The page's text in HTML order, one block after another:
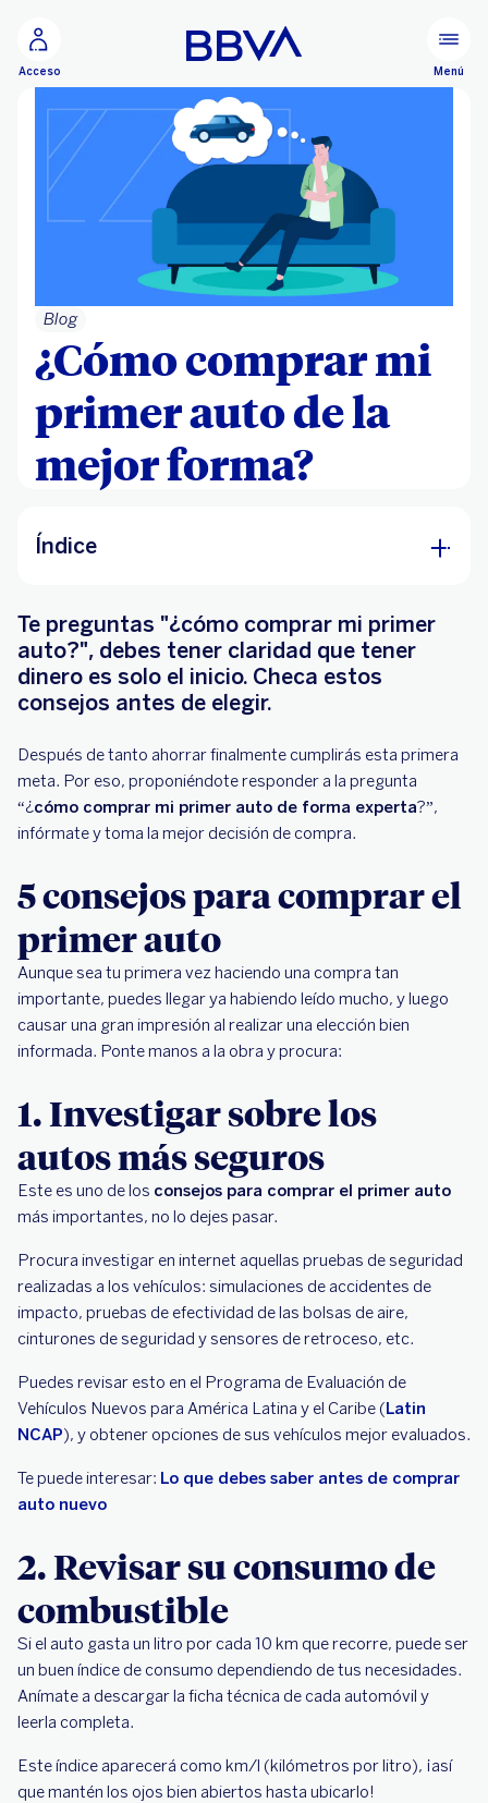
Acceso Menú
Blog
¿Cómo comprar mi
primer auto de la
mejor forma?
Índice
1. Investigar sobre los autos más seguros
2. Revisar su consumo de combustible
3. Buscar agencias de buena reputación
4. Checar que todo esté en regla
5. Cotizar algún crédito automotriz
La importancia de tener un seguro para tu auto
Te preguntas "¿cómo comprar mi primer
auto?", debes tener claridad que tener
dinero es solo el inicio. Checa estos
consejos antes de elegir.
Después de tanto ahorrar finalmente cumplirás esta primera
meta. Por eso, proponiéndote responder a la pregunta
“¿cómo comprar mi primer auto de forma experta?”,
infórmate y toma la mejor decisión de compra.
5 consejos para comprar el
primer auto
Aunque sea tu primera vez haciendo una compra tan
importante, puedes llegar ya habiendo leído mucho, y luego
causar una gran impresión al realizar una elección bien
informada. Ponte manos a la obra y procura:
1. Investigar sobre los
autos más seguros
Este es uno de los consejos para comprar el primer auto
más importantes, no lo dejes pasar.
Procura investigar en internet aquellas pruebas de seguridad
realizadas a los vehículos: simulaciones de accidentes de
impacto, pruebas de efectividad de las bolsas de aire,
cinturones de seguridad y sensores de retroceso, etc.
Puedes revisar esto en el Programa de Evaluación de
Vehículos Nuevos para América Latina y el Caribe (Latin
NCAP), y obtener opciones de sus vehículos mejor evaluados.
Te puede interesar: Lo que debes saber antes de comprar
auto nuevo
2. Revisar su consumo de
combustible
Si el auto gasta un litro por cada 10 km que recorre, puede ser
un buen índice de consumo dependiendo de tus necesidades.
Anímate a descargar la ficha técnica de cada automóvil y
leerla completa.
Este índice aparecerá como km/l (kilómetros por litro), ¡así
que mantén los ojos bien abiertos hasta ubicarlo!